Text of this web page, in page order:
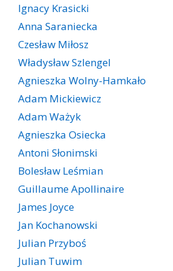
Ignacy Krasicki
Anna Saraniecka
Czesław Miłosz
Władysław Szlengel
Agnieszka Wolny-Hamkało
Adam Mickiewicz
Adam Ważyk
Agnieszka Osiecka
Antoni Słonimski
Bolesław Leśmian
Guillaume Apollinaire
James Joyce
Jan Kochanowski
Julian Przyboś
Julian Tuwim